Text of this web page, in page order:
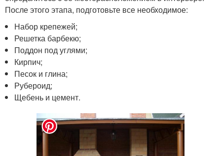
После этого этапа, подготовьте все необходимое:
Набор крепежей;
Решетка барбекю;
Поддон под углями;
Кирпич;
Песок и глина;
Рубероид;
Щебень и цемент.